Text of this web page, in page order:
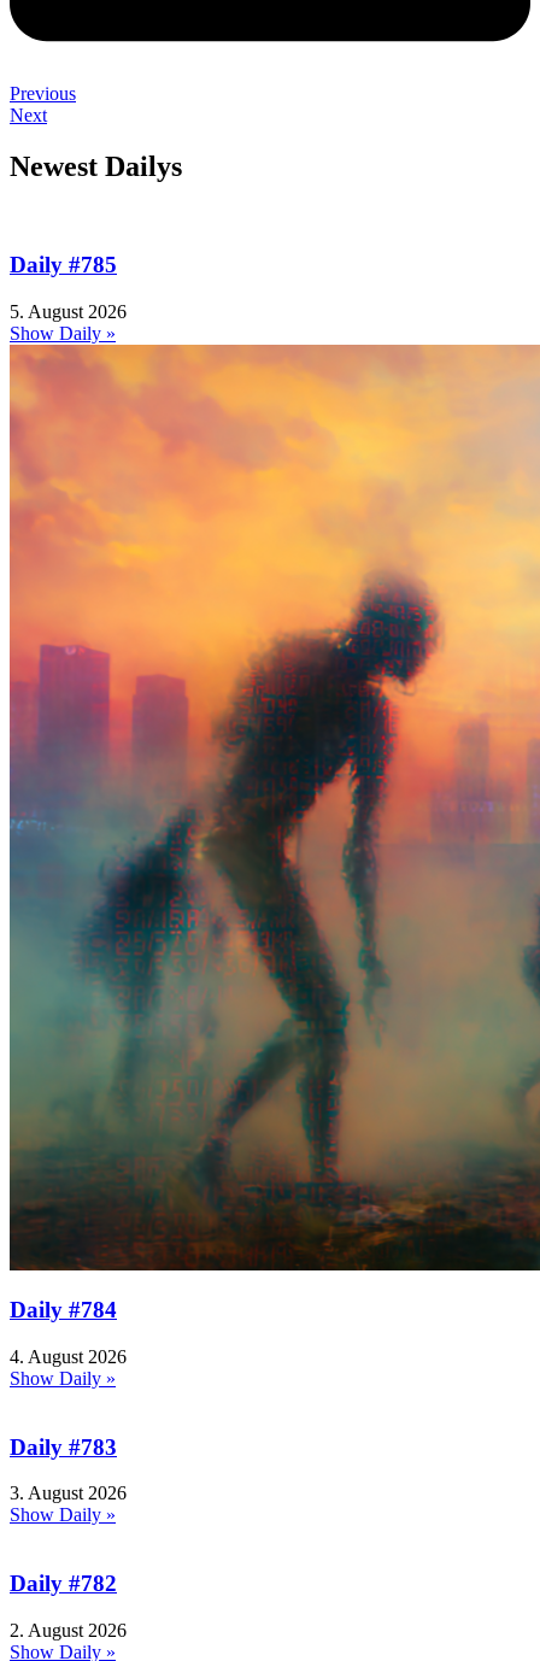
Previous
Next
Newest Dailys
Daily #785
5. August 2026
Show Daily »
Daily #784
4. August 2026
Show Daily »
Daily #783
3. August 2026
Show Daily »
Daily #782
2. August 2026
Show Daily »